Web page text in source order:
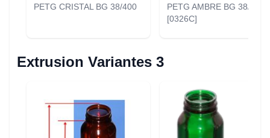
PETG CRISTAL BG 38/400
PETG AMBRE BG 38/400
[0326C]
Extrusion Variantes 3